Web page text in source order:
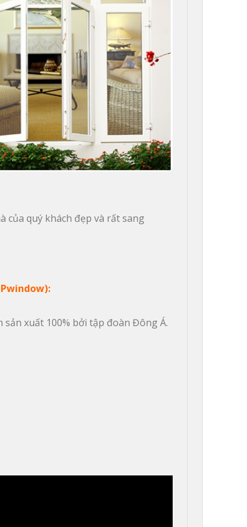
của quý khách đẹp và rất sang
xuất 100% bởi tập đoàn Đông Á.